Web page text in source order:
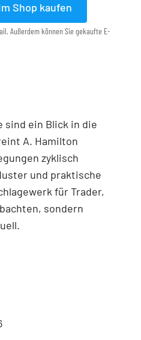
Shop kaufen
Außerdem können Sie gekaufte E-
sind ein Blick in die
A. Hamilton
zyklisch
und praktische
für Trader,
sondern